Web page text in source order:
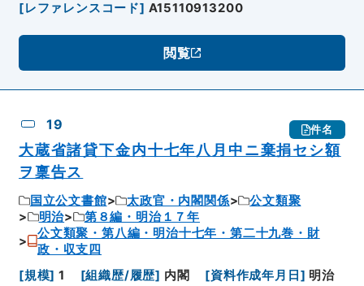
[レファレンスコード] A15110913200
閲覧
19 件名
大蔵省諸貸下金内十七年八月中ニ棄捐セシ額
ヲ稟告ス
国立公文書館 太政官・内閣関係
公文類聚
明治
第８編・明治１７年
公文類聚・第八編・明治十七年・第二十九巻・財
政・収支四
[規模] 1 [組織歴/履歴] 内閣 [資料作成年月日 ] 明治